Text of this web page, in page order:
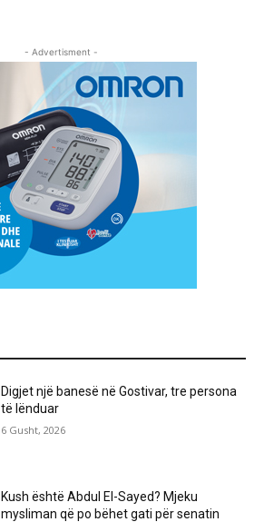
- Advertisment -
Digjet një banesë në Gostivar, tre persona
të lënduar
6 Gusht, 2026
Kush është Abdul El-Sayed? Mjeku
mysliman që po bëhet gati për senatin